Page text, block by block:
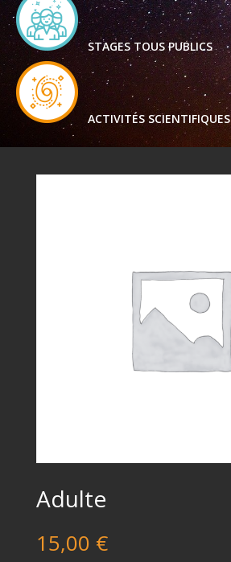
STAGES TOUS PUBLICS
ACTIVITÉS SCIENTIFIQUES
Adulte
15,00 €